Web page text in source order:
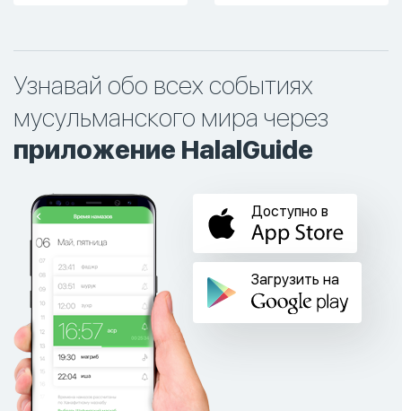
Узнавай обо всех событиях
мусульманского мира через
приложение HalalGuide
Доступно в
Загрузить на